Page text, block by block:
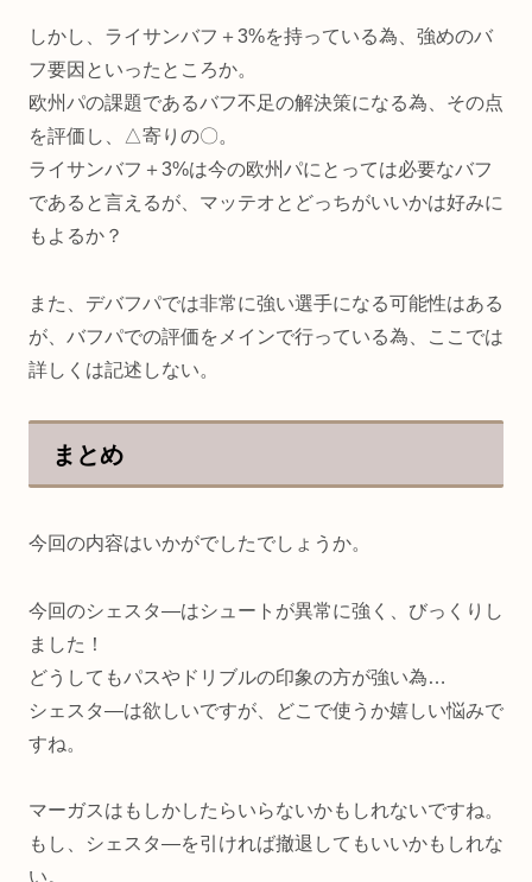
しかし、ライサンバフ＋3%を持っている為、強めのバ
フ要因といったところか。
欧州パの課題であるバフ不足の解決策になる為、その点
を評価し、△寄りの〇。
ライサンバフ＋3%は今の欧州パにとっては必要なバフ
であると言えるが、マッテオとどっちがいいかは好みに
もよるか？
また、デバフパでは非常に強い選手になる可能性はある
が、バフパでの評価をメインで行っている為、ここでは
詳しくは記述しない。
まとめ
今回の内容はいかがでしたでしょうか。
今回のシェスタ―はシュートが異常に強く、びっくりし
ました！
どうしてもパスやドリブルの印象の方が強い為…
シェスタ―は欲しいですが、どこで使うか嬉しい悩みで
すね。
マーガスはもしかしたらいらないかもしれないですね。
もし、シェスタ―を引ければ撤退してもいいかもしれな
い。